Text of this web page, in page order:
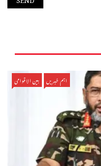
اہم خبریں بین الاقوامی